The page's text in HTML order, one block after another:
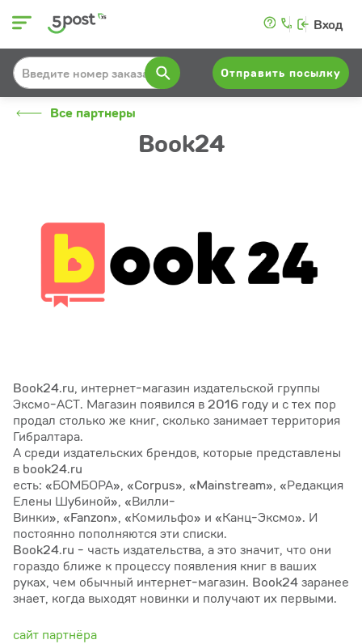
Вход
Отправить посылку
Все партнеры
Book24
Book24.ru, интернет-магазин издательской группы
Эксмо-АСТ. Магазин появился в 2016 году и с тех пор
продал столько же книг, сколько занимает территория
Гибралтара.
А среди издательских брендов, которые представлены
в book24.ru
есть: «БОМБОРА», «Corpus», «Mainstream», «Редакция
Елены Шубиной», «Вилли-
Винки», «Fanzon», «Комильфо» и «Канц-Эксмо». И
постоянно пополняются эти списки.
Book24.ru - часть издательства, а это значит, что они
гораздо ближе к процессу появления книг в ваших
руках, чем обычный интернет-магазин. Book24 заранее
знает, когда выходят новинки и получают их первыми.
сайт партнёра